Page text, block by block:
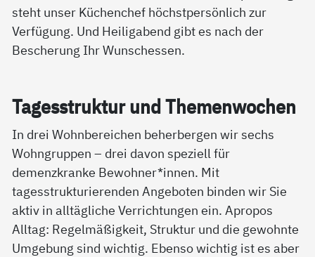
steht unser Küchenchef höchstpersönlich zur
Verfügung. Und Heiligabend gibt es nach der
Bescherung Ihr Wunschessen.
Ta­ges­struk­tur und The­men­wo­chen
In drei Wohnbereichen beherbergen wir sechs
Wohngruppen – drei davon speziell für
demenzkranke Bewohner*innen. Mit
tagesstrukturierenden Angeboten binden wir Sie
aktiv in alltägliche Verrichtungen ein. Apropos
Alltag: Regelmäßigkeit, Struktur und die gewohnte
Umgebung sind wichtig. Ebenso wichtig ist es aber